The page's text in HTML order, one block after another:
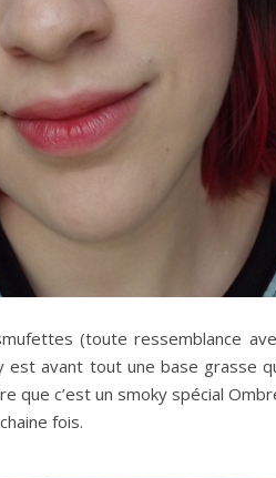
(toute ressemblance
avant tout une base grasse
que c’est un smoky spécial
fois.